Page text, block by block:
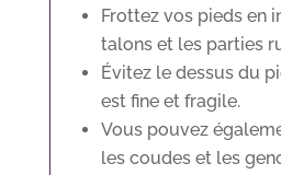
Frottez vos pieds en
talons et les parties
Évitez le dessus du
est fine et fragile.
Vous pouvez
les coudes et les